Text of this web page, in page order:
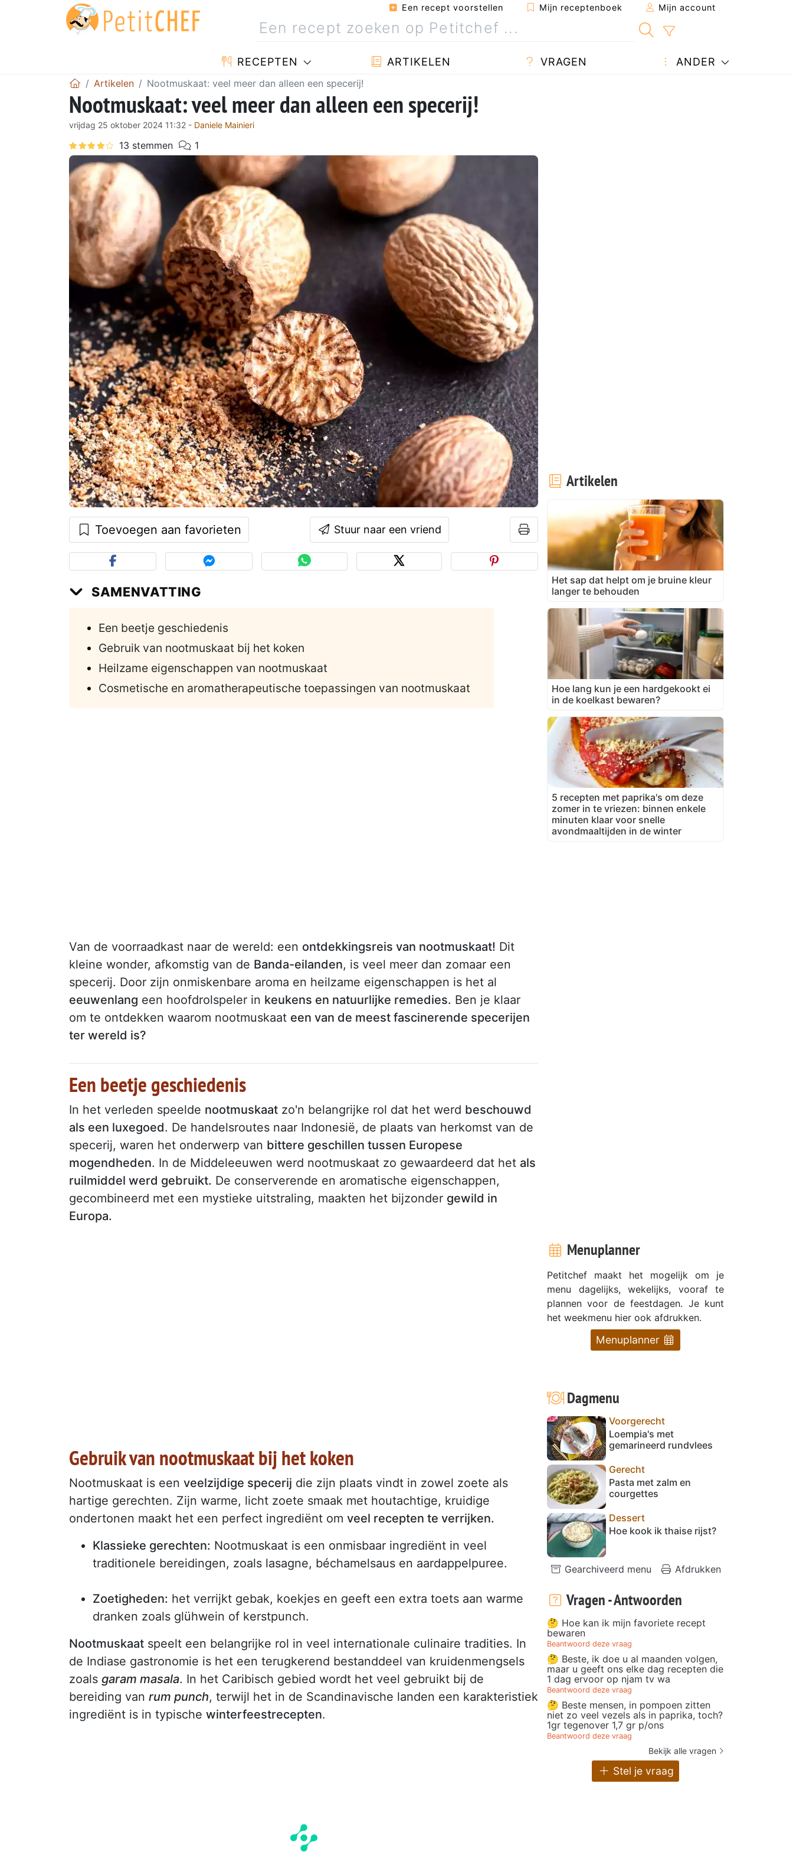
Een recept voorstellen Mijn receptenboek Mijn account
RECEPTEN ARTIKELEN VRAGEN ANDER
Artikelen Nootmuskaat: veel meer dan alleen een specerij!
Nootmuskaat: veel meer dan alleen een specerij!
vrijdag 25 oktober 2024 11:32 - Daniele Mainieri
Toevoegen aan favorieten Stuur naar een vriend
SAMENVATTING
Een beetje geschiedenis
Gebruik van nootmuskaat bij het koken
Heilzame eigenschappen van nootmuskaat
Cosmetische en aromatherapeutische toepassingen van nootmuskaat
Van de voorraadkast naar de wereld: een ontdekkingsreis van nootmuskaat! Dit
kleine wonder, afkomstig van de Banda-eilanden, is veel meer dan zomaar een
specerij. Door zijn onmiskenbare aroma en heilzame eigenschappen is het al
eeuwenlang een hoofdrolspeler in keukens en natuurlijke remedies. Ben je klaar
om te ontdekken waarom nootmuskaat een van de meest fascinerende specerijen
ter wereld is?
Een beetje geschiedenis
In het verleden speelde nootmuskaat zo'n belangrijke rol dat het werd beschouwd
als een luxegoed. De handelsroutes naar Indonesië, de plaats van herkomst van de
specerij, waren het onderwerp van bittere geschillen tussen Europese
mogendheden. In de Middeleeuwen werd nootmuskaat zo gewaardeerd dat het als
ruilmiddel werd gebruikt. De conserverende en aromatische eigenschappen,
gecombineerd met een mystieke uitstraling, maakten het bijzonder gewild in
Europa.
Gebruik van nootmuskaat bij het koken
Nootmuskaat is een veelzijdige specerij die zijn plaats vindt in zowel zoete als
hartige gerechten. Zijn warme, licht zoete smaak met houtachtige, kruidige
ondertonen maakt het een perfect ingrediënt om veel recepten te verrijken.
Klassieke gerechten: Nootmuskaat is een onmisbaar ingrediënt in veel
traditionele bereidingen, zoals lasagne, béchamelsaus en aardappelpuree.
Zoetigheden: het verrijkt gebak, koekjes en geeft een extra toets aan warme
dranken zoals glühwein of kerstpunch.
Nootmuskaat speelt een belangrijke rol in veel internationale culinaire tradities. In
de Indiase gastronomie is het een terugkerend bestanddeel van kruidenmengsels
zoals garam masala. In het Caribisch gebied wordt het veel gebruikt bij de
bereiding van rum punch, terwijl het in de Scandinavische landen een karakteristiek
ingrediënt is in typische winterfeestrecepten.
Artikelen
Het sap dat helpt om je bruine kleur
langer te behouden
Hoe lang kun je een hardgekookt ei
in de koelkast bewaren?
5 recepten met paprika's om deze
zomer in te vriezen: binnen enkele
minuten klaar voor snelle
avondmaaltijden in de winter
Menuplanner
Petitchef maakt het mogelijk om je
menu dagelijks, wekelijks, vooraf te
plannen voor de feestdagen. Je kunt
het weekmenu hier ook afdrukken.
Menuplanner
Dagmenu
Voorgerecht
Loempia's met
gemarineerd rundvlees
Gerecht
Pasta met zalm en
courgettes
Dessert
Hoe kook ik thaise rijst?
Gearchiveerd menu Afdrukken
Vragen - Antwoorden
🤔 Hoe kan ik mijn favoriete recept
bewaren
Beantwoord deze vraag
🤔 Beste, ik doe u al maanden volgen,
maar u geeft ons elke dag recepten die
1 dag ervoor op njam tv wa
Beantwoord deze vraag
🤔 Beste mensen, in pompoen zitten
niet zo veel vezels als in paprika, toch?
1gr tegenover 1,7 gr p/ons
Beantwoord deze vraag
Bekijk alle vragen
Stel je vraag